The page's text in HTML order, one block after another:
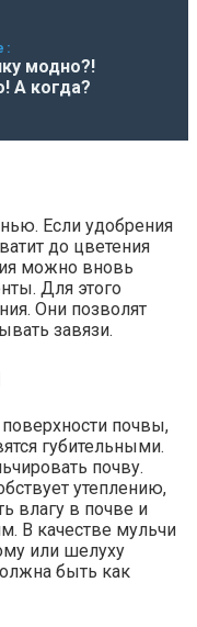
модно?!
А когда?
Если удобрения
до цветения
можно вновь
Для этого
Они позволят
завязи.
почвы,
губительными.
почву.
утеплению,
влагу в почве и
В качестве мульчи
или шелуху
быть как